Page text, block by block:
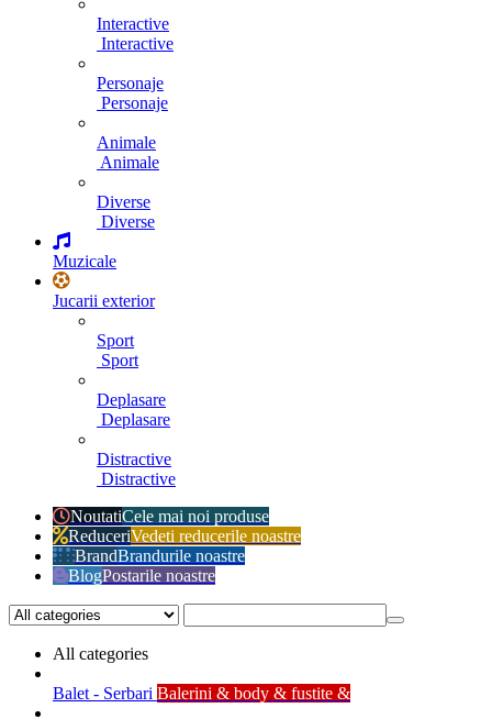
Interactive
Interactive
Personaje
Personaje
Animale
Animale
Diverse
Diverse
Muzicale
Jucarii exterior
Sport
Sport
Deplasare
Deplasare
Distractive
Distractive
NoutatiCele mai noi produse
ReduceriVedeti reducerile noastre
BrandBrandurile noastre
BlogPostarile noastre
All categories
Balet - Serbari Balerini & body & fustite &